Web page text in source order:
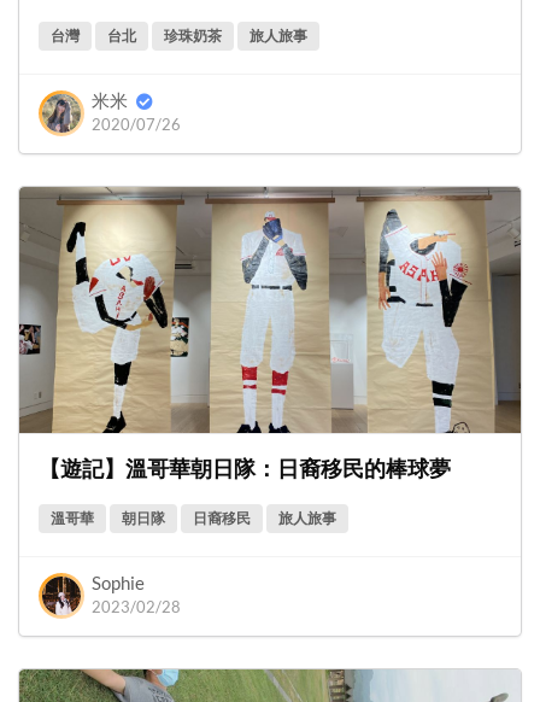
台灣 台北 珍珠奶茶 旅人旅事
米米
2020/07/26
【遊記】溫哥華朝日隊：日裔移民的棒球夢
溫哥華 朝日隊 日裔移民 旅人旅事
Sophie
2023/02/28